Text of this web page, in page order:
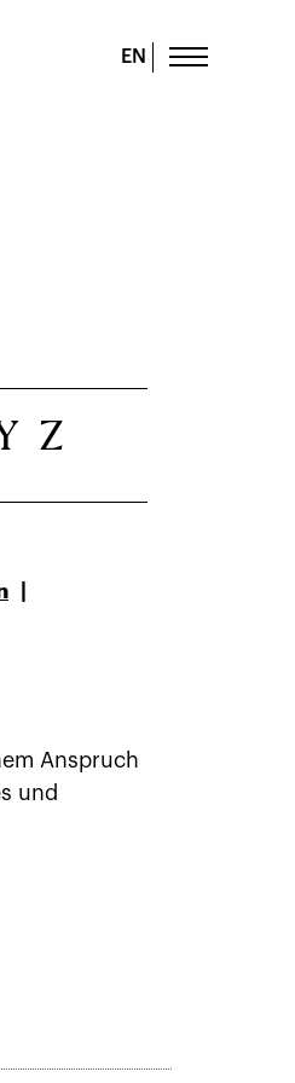
EN
Z
Anspruch
und